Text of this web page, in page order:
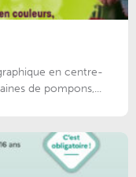
en centre-
de pompons,...